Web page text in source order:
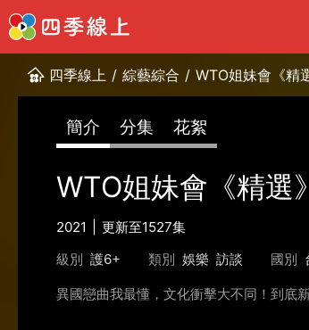
四季線上 / 綜藝綜合 / WTO姐妹會《精
簡介 分集 花絮
WTO姐妹會《精選》
2021
更新至1527集
級別 護6+ 類別 娛樂 訪談 國別
異國戀曲我最懂，文化衝擊大不同！到底